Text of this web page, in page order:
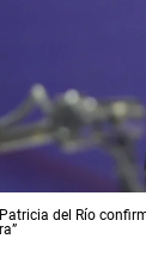
del Río